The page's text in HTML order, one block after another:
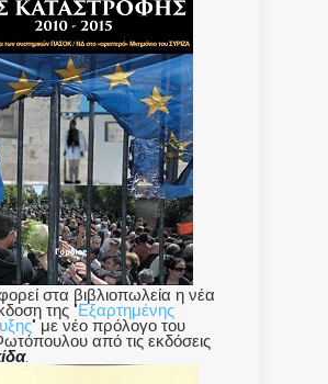
στα βιβλιοπωλεία η νέα
της "Εξαρτημένης
" με νέο πρόλογο του
από τις εκδόσεις
.